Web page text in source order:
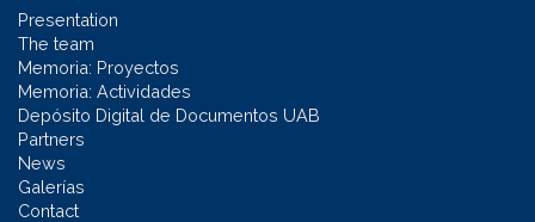
Presentation
The team
Memoria: Proyectos
Memoria: Actividades
Depósito Digital de Documentos UAB
Partners
News
Galerías
Contact